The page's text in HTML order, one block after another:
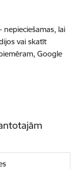
lai
vai skatīt
Google